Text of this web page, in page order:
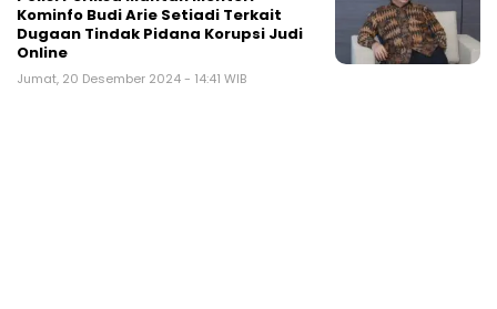
Kominfo Budi Arie Setiadi Terkait
Dugaan Tindak Pidana Korupsi Judi
Online
Jumat, 20 Desember 2024 - 14:41 WIB